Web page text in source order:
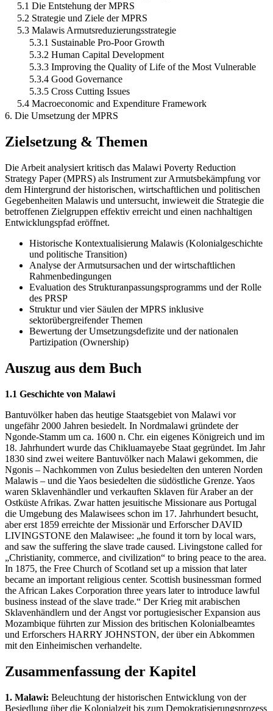
5.1 Die Entstehung der MPRS
5.2 Strategie und Ziele der MPRS
5.3 Malawis Armutsreduzierungsstrategie
5.3.1 Sustainable Pro-Poor Growth
5.3.2 Human Capital Development
5.3.3 Improving the Quality of Life of the Most Vulnerable
5.3.4 Good Governance
5.3.5 Cross Cutting Issues
5.4 Macroeconomic and Expenditure Framework
6. Die Umsetzung der MPRS
Zielsetzung & Themen
Die Arbeit analysiert kritisch das Malawi Poverty Reduction
Strategy Paper (MPRS) als Instrument zur Armutsbekämpfung vor
dem Hintergrund der historischen, wirtschaftlichen und politischen
Gegebenheiten Malawis und untersucht, inwieweit die Strategie die
betroffenen Zielgruppen effektiv erreicht und einen nachhaltigen
Entwicklungspfad eröffnet.
Historische Kontextualisierung Malawis (Kolonialgeschichte
und politische Transition)
Analyse der Armutsursachen und der wirtschaftlichen
Rahmenbedingungen
Evaluation des Strukturanpassungsprogramms und der Rolle
des PRSP
Struktur und vier Säulen der MPRS inklusive
sektorübergreifender Themen
Bewertung der Umsetzungsdefizite und der nationalen
Partizipation (Ownership)
Auszug aus dem Buch
1.1 Geschichte von Malawi
Bantuvölker haben das heutige Staatsgebiet von Malawi vor
ungefähr 2000 Jahren besiedelt. In Nordmalawi gründete der
Ngonde-Stamm um ca. 1600 n. Chr. ein eigenes Königreich und im
18. Jahrhundert wurde das Chikluamayebe Staat gegründet. Im Jahr
1830 sind zwei weitere Bantuvölker nach Malawi gekommen, die
Ngonis – Nachkommen von Zulus besiedelten den unteren Norden
Malawis – und die Yaos besiedelten die südöstliche Grenze. Yaos
waren Sklavenhändler und verkauften Sklaven für Araber an der
Ostküste Afrikas. Zwar hatten jesuitische Missionare aus Portugal
die Umgebung des Malawisees schon im 17. Jahrhundert besucht,
aber erst 1859 erreichte der Missionär und Erforscher DAVID
LIVINGSTONE den Malawisee: „he found it torn by local wars,
and saw the suffering the slave trade caused. Livingstone called for
„Christianity, commerce, and civilization“ to bring peace to the area.
In 1875, the Free Church of Scotland set up a mission that later
became an important religious center. Scottish businessman formed
the African Lakes Corporation three years later to introduce lawful
business instead of the slave trade.“ Der Krieg mit arabischen
Sklavenhändlern und der Angst vor portugiesischer Expansion aus
Mozambique führten zur Mission des britischen Kolonialbeamtes
und Erforschers HARRY JOHNSTON, der über ein Abkommen
mit den Einheimischen verhandelte.
Zusammenfassung der Kapitel
1. Malawi: Beleuchtung der historischen Entwicklung von der
Besiedlung über die Kolonialzeit bis zum Demokratisierungsprozess